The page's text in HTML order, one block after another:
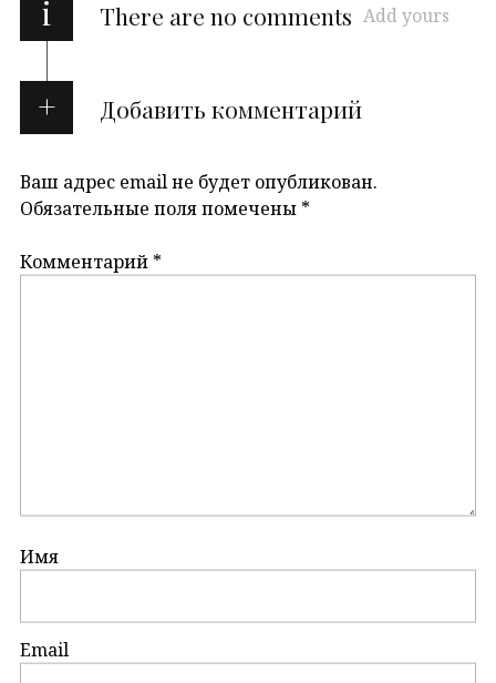
i There are no comments Add yours
Добавить комментарий
Ваш адрес email не будет опубликован.
Обязательные поля помечены *
Комментарий *
Имя
Email